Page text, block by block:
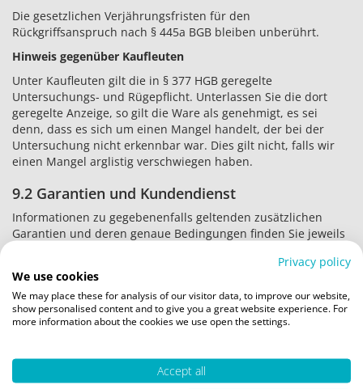
Die gesetzlichen Verjährungsfristen für den
Rückgriffsanspruch nach § 445a BGB bleiben unberührt.
Hinweis gegenüber Kaufleuten
Unter Kaufleuten gilt die in § 377 HGB geregelte
Untersuchungs- und Rügepflicht. Unterlassen Sie die dort
geregelte Anzeige, so gilt die Ware als genehmigt, es sei
denn, dass es sich um einen Mangel handelt, der bei der
Untersuchung nicht erkennbar war. Dies gilt nicht, falls wir
einen Mangel arglistig verschwiegen haben.
9.2 Garantien und Kundendienst
Informationen zu gegebenenfalls geltenden zusätzlichen
Garantien und deren genaue Bedingungen finden Sie jeweils
10. Haftung
gesetzlichen Vertreter oder Erfüllungsgehilfen verursacht
wurden, haften wir stets unbeschränkt
Privacy policy
We use cookies
We may place these for analysis of our visitor data, to improve our website,
show personalised content and to give you a great website experience. For
more information about the cookies we use open the settings.
Accept all